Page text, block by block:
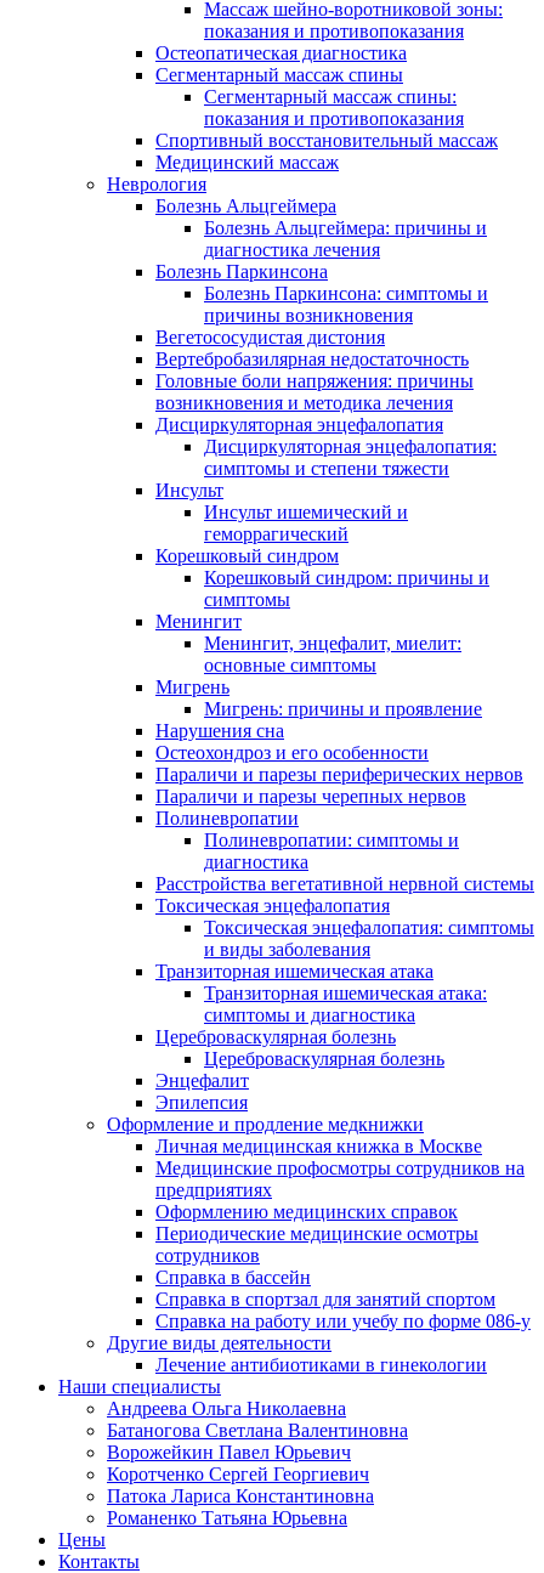
Массаж шейно-воротниковой зоны:
показания и противопоказания
Остеопатическая диагностика
Сегментарный массаж спины
Сегментарный массаж спины:
показания и противопоказания
Спортивный восстановительный массаж
Медицинский массаж
Неврология
Болезнь Альцгеймера
Болезнь Альцгеймера: причины и
диагностика лечения
Болезнь Паркинсона
Болезнь Паркинсона: симптомы и
причины возникновения
Вегетососудистая дистония
Вертебробазилярная недостаточность
Головные боли напряжения: причины
возникновения и методика лечения
Дисциркуляторная энцефалопатия
Дисциркуляторная энцефалопатия:
симптомы и степени тяжести
Инсульт
Инсульт ишемический и
геморрагический
Корешковый синдром
Корешковый синдром: причины и
симптомы
Менингит
Менингит, энцефалит, миелит:
основные симптомы
Мигрень
Мигрень: причины и проявление
Нарушения сна
Остеохондроз и его особенности
Параличи и парезы периферических нервов
Параличи и парезы черепных нервов
Полиневропатии
Полиневропатии: симптомы и
диагностика
Расстройства вегетативной нервной системы
Токсическая энцефалопатия
Токсическая энцефалопатия: симптомы
и виды заболевания
Транзиторная ишемическая атака
Транзиторная ишемическая атака:
симптомы и диагностика
Цереброваскулярная болезнь
Цереброваскулярная болезнь
Энцефалит
Эпилепсия
Оформление и продление медкнижки
Личная медицинская книжка в Москве
Медицинские профосмотры сотрудников на
предприятиях
Оформлению медицинских справок
Периодические медицинские осмотры
сотрудников
Справка в бассейн
Справка в спортзал для занятий спортом
Справка на работу или учебу по форме 086-у
Другие виды деятельности
Лечение антибиотиками в гинекологии
Наши специалисты
Андреева Ольга Николаевна
Батаногова Светлана Валентиновна
Ворожейкин Павел Юрьевич
Коротченко Сергей Георгиевич
Патока Лариса Константиновна
Романенко Татьяна Юрьевна
Цены
Контакты